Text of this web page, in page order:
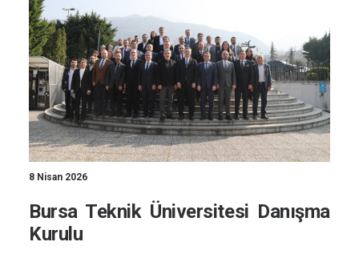
8 Nisan 2026
Bursa Teknik Üniversitesi Danışma
Kurulu